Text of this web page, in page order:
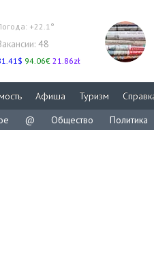
+22.1°
48
94.06€ 21.86zł
Афиша Туризм
@ Общество Политика